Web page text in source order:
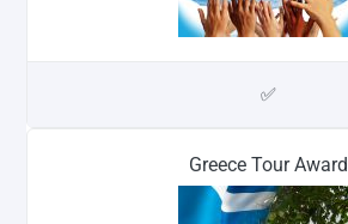
✅
Greece Tour Award